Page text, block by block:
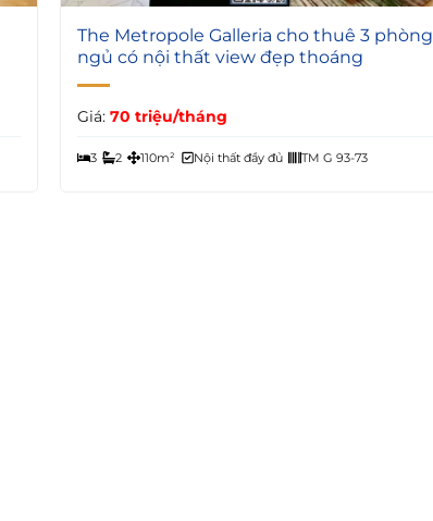
5
The Metropole Galleria cho thuê 3 phòng
ngủ có nội thất view đẹp thoáng
Giá:70 triệu/tháng
3 2 110m² Nội thất đầy đủ TM G 93-73